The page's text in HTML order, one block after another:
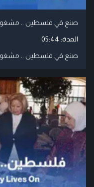
صنع في فلسطين ..
المدة: 05:44
صنع في فلسطين ..